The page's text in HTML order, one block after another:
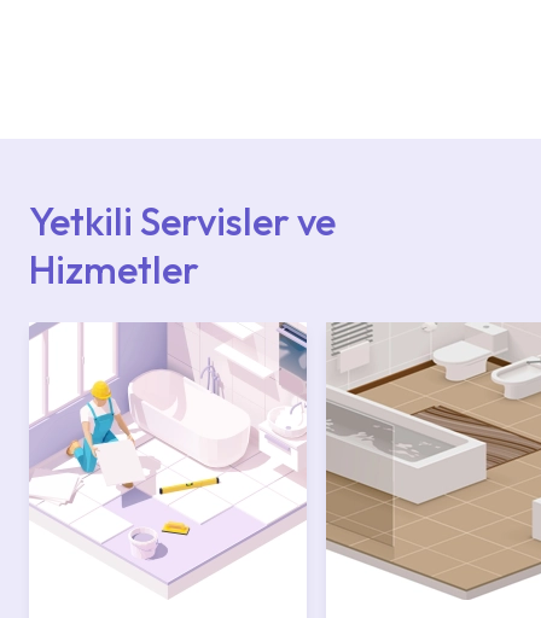
Yetkili Servisler ve
Hizmetler